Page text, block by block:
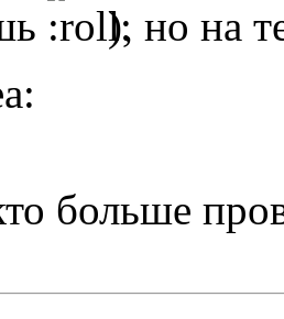
), но на
больше